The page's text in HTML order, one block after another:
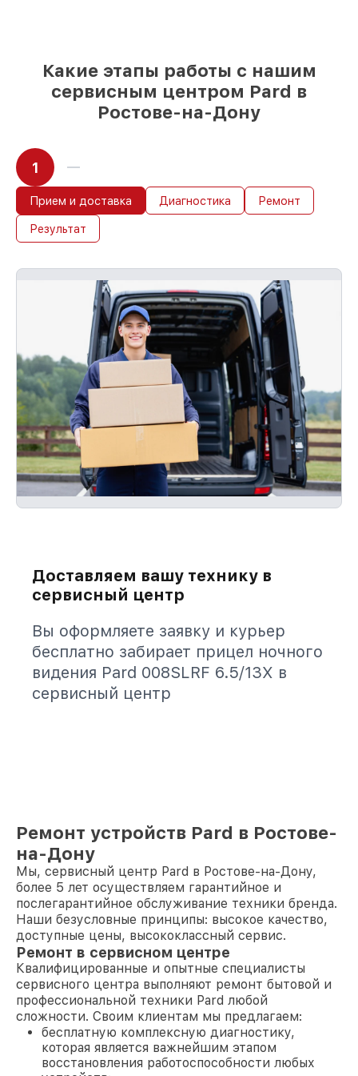
Какие этапы работы с нашим
сервисным центром Pard в
Ростове-на-Дону
1
Прием и доставка Диагностика Ремонт
Результат
Доставляем вашу технику в
сервисный центр
Вы оформляете заявку и курьер
бесплатно забирает прицел ночного
видения Pard 008SLRF 6.5/13X в
сервисный центр
Ремонт устройств Pard в Ростове-
на-Дону
Мы, сервисный центр Pard в Ростове-на-Дону,
более 5 лет осуществляем гарантийное и
послегарантийное обслуживание техники бренда.
Наши безусловные принципы: высокое качество,
доступные цены, высококлассный сервис.
Ремонт в сервисном центре
Квалифицированные и опытные специалисты
сервисного центра выполняют ремонт бытовой и
профессиональной техники Pard любой
сложности. Своим клиентам мы предлагаем:
бесплатную комплексную диагностику,
которая является важнейшим этапом
восстановления работоспособности любых